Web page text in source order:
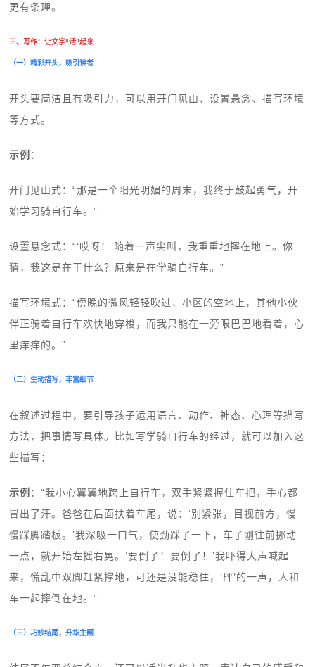
更有条理。
三、写作：让文字“活”起来
（一）精彩开头，吸引读者
开头要简洁且有吸引力，可以用开门见山、设置悬念、描写环境
等方式。
示例 ：
开门见山式：“那是一个阳光明媚的周末，我终于鼓起勇气，开
始学习骑自行车。”
设置悬念式：“‘哎呀！’随着一声尖叫，我重重地摔在地上。你
猜，我这是在干什么？原来是在学骑自行车。”
描写环境式：“傍晚的微风轻轻吹过，小区的空地上，其他小伙
伴正骑着自行车欢快地穿梭，而我只能在一旁眼巴巴地看着，心
里痒痒的。”
（二）生动描写，丰富细节
在叙述过程中，要引导孩子运用语言、动作、神态、心理等描写
方法，把事情写具体。比如写学骑自行车的经过，就可以加入这
些描写：
示例 ：“我小心翼翼地跨上自行车，双手紧紧握住车把，手心都
冒出了汗。爸爸在后面扶着车尾，说：‘别紧张，目视前方，慢
慢踩脚踏板。’我深吸一口气，使劲踩了一下，车子刚往前挪动
一点，就开始左摇右晃。‘要倒了！要倒了！’我吓得大声喊起
来，慌乱中双脚赶紧撑地，可还是没能稳住，‘砰’的一声，人和
车一起摔倒在地。”
（三）巧妙结尾，升华主题